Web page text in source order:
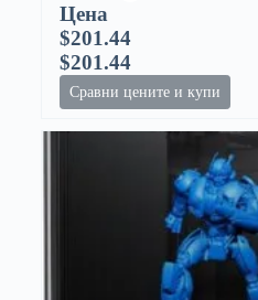
Цена
$201.44
$201.44
Сравни цените и купи